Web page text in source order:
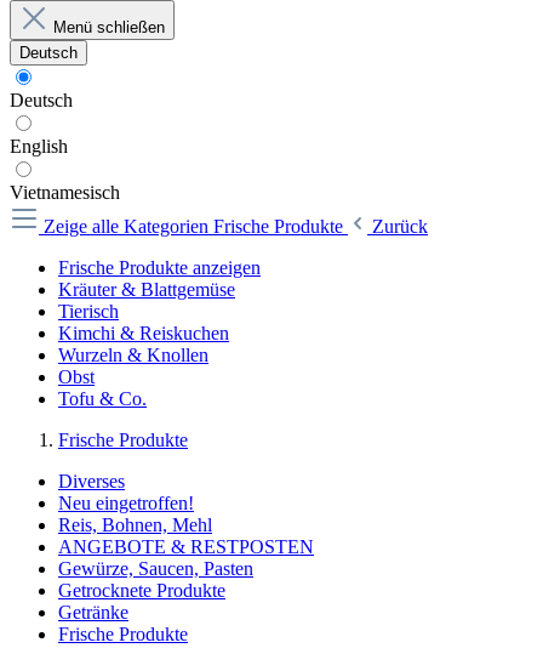
Menü schließen
Deutsch
Deutsch
English
Vietnamesisch
Zeige alle Kategorien Frische Produkte
Zurück
Frische Produkte anzeigen
Kräuter & Blattgemüse
Tierisch
Kimchi & Reiskuchen
Wurzeln & Knollen
Obst
Tofu & Co.
Frische Produkte
Diverses
Neu eingetroffen!
Reis, Bohnen, Mehl
ANGEBOTE & RESTPOSTEN
Gewürze, Saucen, Pasten
Getrocknete Produkte
Getränke
Frische Produkte